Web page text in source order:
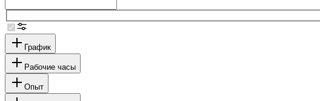
График
Рабочие часы
Опыт